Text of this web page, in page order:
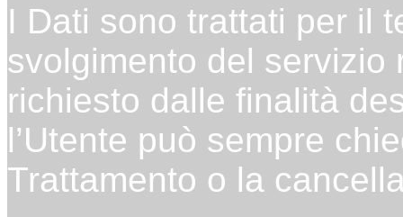
I Dati sono trattati per il
svolgimento del servizio
richiesto dalle finalità
l’Utente può sempre
Trattamento o la